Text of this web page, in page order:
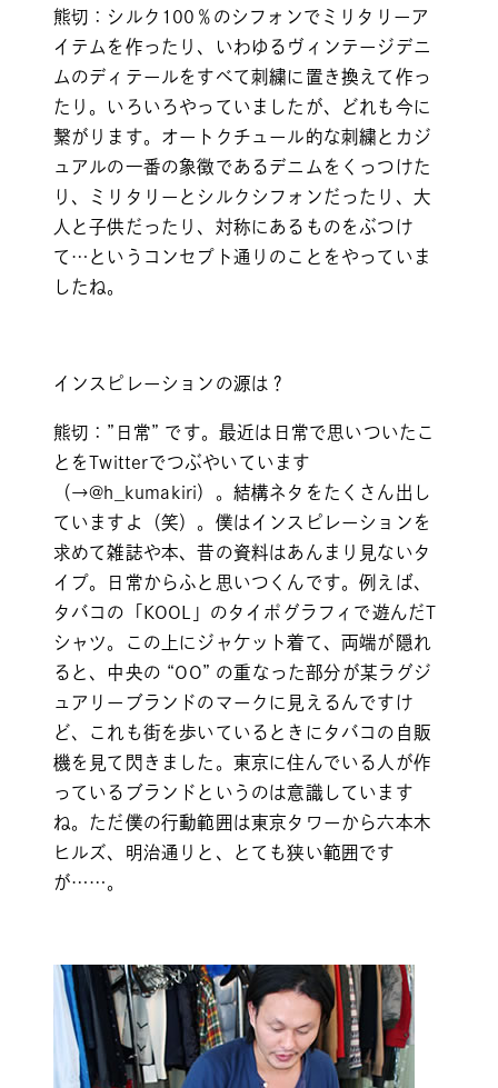
熊切：シルク100％のシフォンでミリタリーア
イテムを作ったり、いわゆるヴィンテージデニ
ムのディテールをすべて刺繍に置き換えて作っ
たり。いろいろやっていましたが、どれも今に
繋がります。オートクチュール的な刺繍とカジ
ュアルの一番の象徴であるデニムをくっつけた
り、ミリタリーとシルクシフォンだったり、大
人と子供だったり、対称にあるものをぶつけ
て…というコンセプト通りのことをやっていま
したね。
インスピレーションの源は？
熊切：”日常” です。最近は日常で思いついたこ
とをTwitterでつぶやいています
（→@h_kumakiri）。結構ネタをたくさん出し
ていますよ（笑）。僕はインスピレーションを
求めて雑誌や本、昔の資料はあんまり見ないタ
イプ。日常からふと思いつくんです。例えば、
タバコの「KOOL」のタイポグラフィで遊んだT
シャツ。この上にジャケット着て、両端が隠れ
ると、中央の “OO” の重なった部分が某ラグジ
ュアリーブランドのマークに見えるんですけ
ど、これも街を歩いているときにタバコの自販
機を見て閃きました。東京に住んでいる人が作
っているブランドというのは意識しています
ね。ただ僕の行動範囲は東京タワーから六本木
ヒルズ、明治通りと、とても狭い範囲です
が……。